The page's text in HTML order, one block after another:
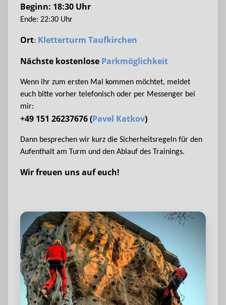
Beginn: 18:30 Uhr
Ende: 22:30 Uhr
Ort: Kletterturm Taufkirchen
Nächste kostenlose Parkmöglichkeit
Wenn ihr zum ersten Mal kommen möchtet, meldet
euch bitte vorher telefonisch oder per Messenger bei
mir:
+49 151 26237676 (Pavel Katkov)
Dann besprechen wir kurz die Sicherheitsregeln für den
Aufenthalt am Turm und den Ablauf des Trainings.
Wir freuen uns auf euch!